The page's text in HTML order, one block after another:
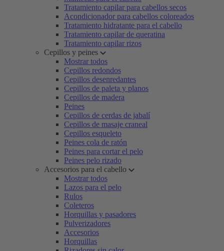
Tratamiento capilar para cabellos secos
Acondicionador para cabellos coloreados
Tratamiento hidratante para el cabello
Tratamiento capilar de queratina
Tratamiento capilar rizos
Cepillos y peines
Mostrar todos
Cepillos redondos
Cepillos desenredantes
Cepillos de paleta y planos
Cepillos de madera
Peines
Cepillos de cerdas de jabalí
Cepillos de masaje craneal
Cepillos esqueleto
Peines cola de ratón
Peines para cortar el pelo
Peines pelo rizado
Accesorios para el cabello
Mostrar todos
Lazos para el pelo
Rulos
Coleteros
Horquillas y pasadores
Pulverizadores
Accesorios
Horquillas